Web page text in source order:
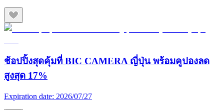
ช้อปปิ้งสุดคุ้มที่ BIC CAMERA ญี่ปุ่น พร้อมคูปองลด
สูงสุด 17%
Expiration date: 2026/07/27